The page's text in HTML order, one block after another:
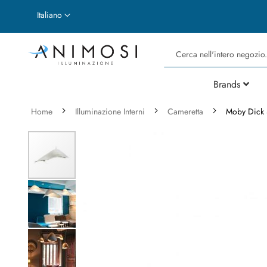
Lingua
Italiano
Cerca
Brands
Home Illuminazione Interni Cameretta Moby Dick
Vai
fine
galleria
immagini